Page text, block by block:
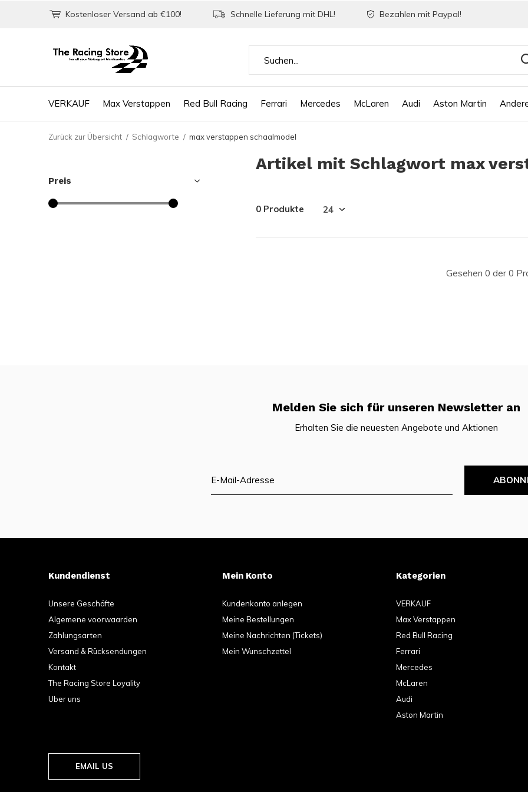
VERKAUF Max Verstappen Red Bull Racing Ferrari Mercedes McLaren Audi Aston Martin
Kostenloser Versand ab €100! Schnelle Lieferung mit DHL! Bezahlen mit Paypal!
Zurück zur Übersicht Schlagworte max verstappen schaalmodel
Artikel mit Schlagwort max
0 Produkte
Gesehen 0 der 0
Preis
Melden Sie sich für unseren Newsletter an
Erhalten Sie die neuesten Angebote und Aktionen
Kundendienst
Unsere Geschäfte
Algemene voorwaarden
Zahlungsarten
Versand & Rücksendungen
Kontakt
The Racing Store Loyality
Uber uns
Mein Konto
Kundenkonto anlegen
Meine Bestellungen
Meine Nachrichten (Tickets)
Mein Wunschzettel
Kategorien
VERKAUF
Max Verstappen
Red Bull Racing
Ferrari
Mercedes
McLaren
Audi
Aston Martin
EMAIL US